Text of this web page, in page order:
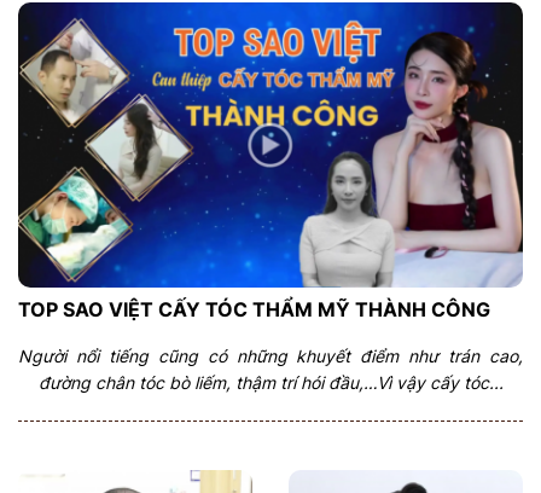
TOP SAO VIỆT CẤY TÓC THẨM MỸ THÀNH CÔNG
Người nổi tiếng cũng có những khuyết điểm như trán cao,
đường chân tóc bò liếm, thậm trí hói đầu,…Vì vậy cấy tóc...